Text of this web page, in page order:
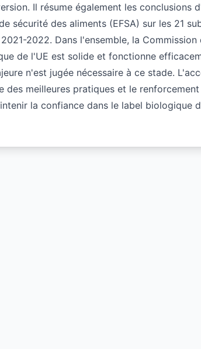
Il résume également les conclusions
sécurité des aliments (EFSA) sur les 21
2022. Dans l'ensemble, la Commission
de l'UE est solide et fonctionne
n'est jugée nécessaire à ce stade.
meilleures pratiques et le
la confiance dans le label biologique